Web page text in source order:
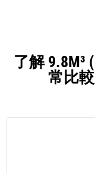
了解 9.8M³
常比